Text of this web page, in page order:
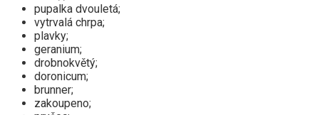
pupalka dvouletá;
vytrvalá chrpa;
plavky;
geranium;
drobnokvětý;
doronicum;
brunner;
zakoupeno;